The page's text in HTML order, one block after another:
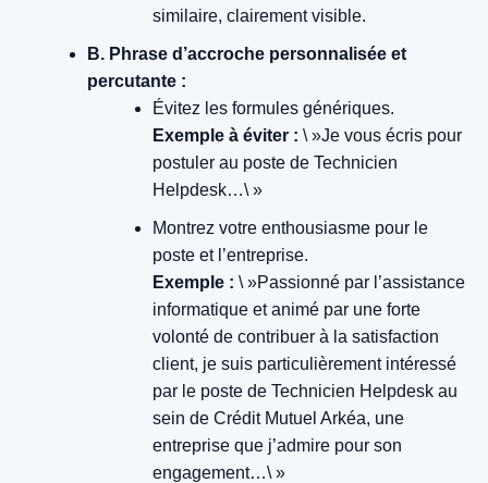
similaire, clairement visible.
B. Phrase d’accroche personnalisée et
percutante :
Évitez les formules génériques.
Exemple à éviter : \ »Je vous écris pour
postuler au poste de Technicien
Helpdesk…\ »
Montrez votre enthousiasme pour le
poste et l’entreprise.
Exemple : \ »Passionné par l’assistance
informatique et animé par une forte
volonté de contribuer à la satisfaction
client, je suis particulièrement intéressé
par le poste de Technicien Helpdesk au
sein de Crédit Mutuel Arkéa, une
entreprise que j’admire pour son
engagement…\ »